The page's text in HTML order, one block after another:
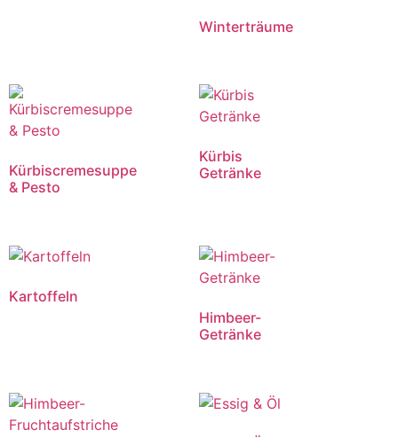
Winterträume
Kürbiscremesuppe
& Pesto
Kürbis
Getränke
Kartoffeln
Himbeer-
Getränke